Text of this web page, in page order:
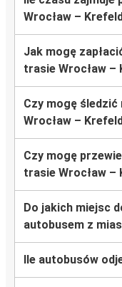
Wrocław –
Jak mogę
trasie Wrocław –
Czy mogę
Wrocław –
Czy mogę
trasie Wrocław –
Do jakich miejsc
autobusem z
Ile autobusów